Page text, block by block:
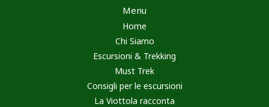
Menu
Home
Chi Siamo
Escursioni & Trekking
Must Trek
Consigli per le escursioni
La Viottola racconta